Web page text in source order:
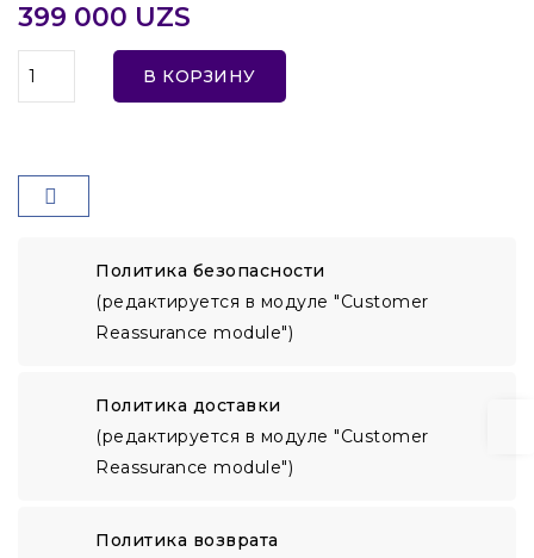
399 000 UZS
В КОРЗИНУ
Политика безопасности
(редактируется в модуле "Customer
Reassurance module")
Политика доставки
(редактируется в модуле "Customer
Reassurance module")
Политика возврата